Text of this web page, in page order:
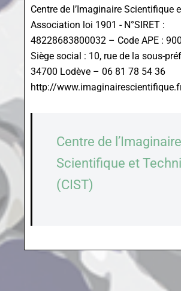
Centre de l’Imaginaire Scientifique
Association loi 1901 - N°SIRET :
48228683800032 – Code APE :
Siège social : 10, rue de la sous-
34700 Lodève – 06 81 78 54 36
http://
Centre de l’Imaginaire
Scientifique et
(CIST)